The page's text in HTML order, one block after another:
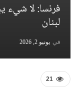
فرنسا: لا شيء
لبنان
في يونيو 2, 2026
21